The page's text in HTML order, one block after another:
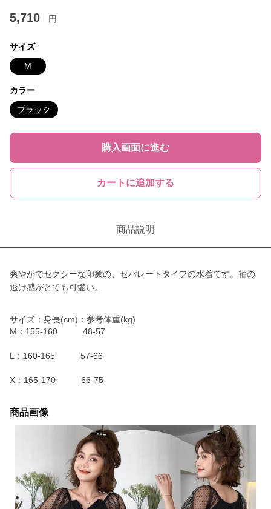
5,710 円
サイズ
M
カラー
ブラック
購入画面に進む
カートに追加する
商品説明
爽やかでセクシーな印象の、セパレートタイプの水着です。袖の
透け感がとても可愛い。
サイズ：身長(cm)：参考体重(kg)
M：155-160 48-57
L：160-165 57-66
X：165-170 66-75
商品画像